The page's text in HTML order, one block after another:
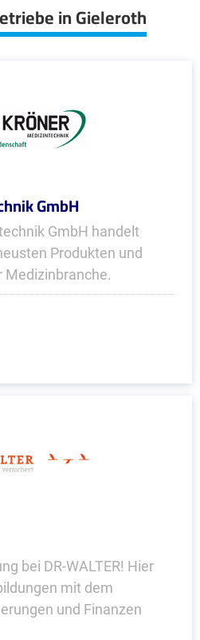
in Gieleroth
GmbH
GmbH handelt
Produkten und
Medizinbranche.
bei DR-WALTER! Hier
mit dem
und Finanzen